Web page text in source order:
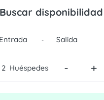
disponibilidad
FECHAS -
Huéspedes - +